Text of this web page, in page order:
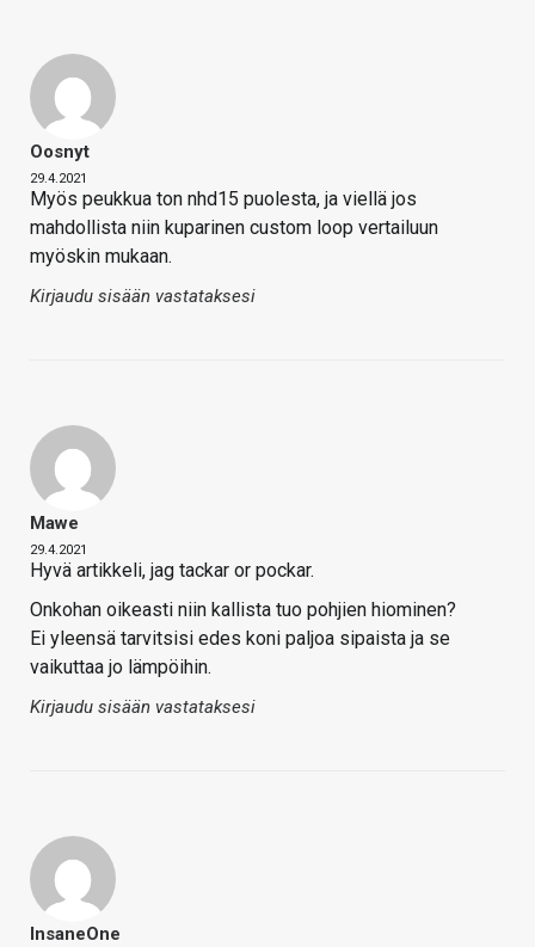
Oosnyt
29.4.2021
Myös peukkua ton nhd15 puolesta, ja viellä jos
mahdollista niin kuparinen custom loop vertailuun
myöskin mukaan.
Kirjaudu sisään vastataksesi
Mawe
29.4.2021
Hyvä artikkeli, jag tackar or pockar.
Onkohan oikeasti niin kallista tuo pohjien hiominen?
Ei yleensä tarvitsisi edes koni paljoa sipaista ja se
vaikuttaa jo lämpöihin.
Kirjaudu sisään vastataksesi
InsaneOne